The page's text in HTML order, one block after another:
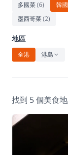
休閒
音樂
多國菜(6) 韓
墨西哥菜(2)
地區
全港 港島
找到 5 個美食